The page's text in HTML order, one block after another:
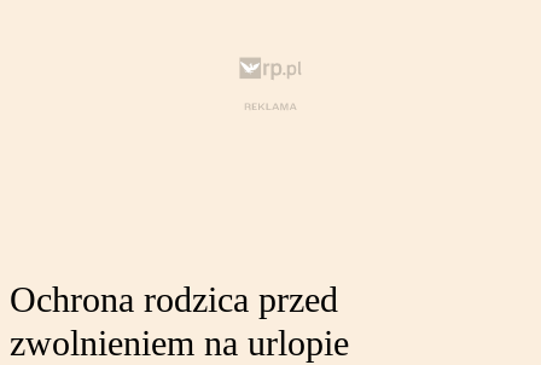
Ochrona rodzica przed
zwolnieniem na urlopie